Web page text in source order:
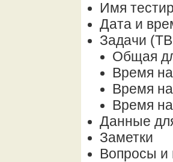
Имя
Дата и
Задачи
Общая
Время на
Время
Время
Данные
Заметки
Вопросы